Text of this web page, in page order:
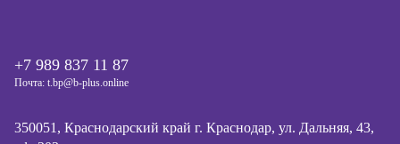
+7 989 837 11 87
Почта: t.bp@b-plus.online
350051, Краснодарский край г. Краснодар, ул. Дальняя, 43,